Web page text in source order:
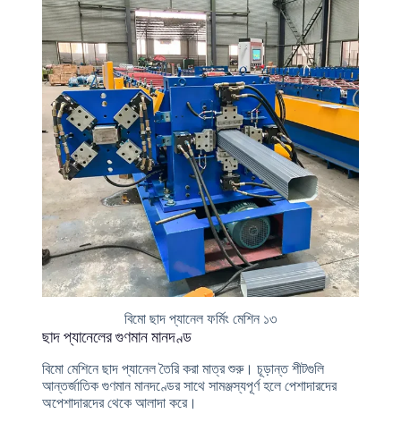
বিমো ছাদ প্যানেল ফর্মিং মেশিন ১৩
ছাদ প্যানেলের গুণমান মানদণ্ড
বিমো মেশিনে ছাদ প্যানেল তৈরি করা মাত্র শুরু। চূড়ান্ত শীটগুলি
আন্তর্জাতিক গুণমান মানদণ্ডের সাথে সামঞ্জস্যপূর্ণ হলে পেশাদারদের
অপেশাদারদের থেকে আলাদা করে।